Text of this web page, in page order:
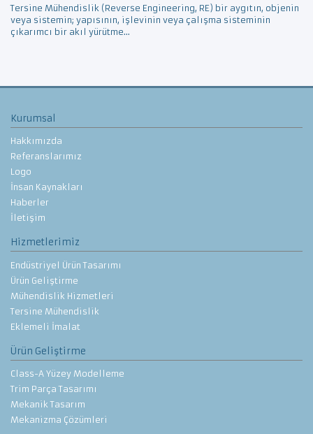
Tersine Mühendislik (Reverse Engineering, RE) bir aygıtın, objenin
veya sistemin; yapısının, işlevinin veya çalışma sisteminin
çıkarımcı bir akıl yürütme...
Kurumsal
Hakkımızda
Referanslarımız
Logo
İnsan Kaynakları
Haberler
İletişim
Hizmetlerimiz
Endüstriyel Ürün Tasarımı
Ürün Geliştirme
Mühendislik Hizmetleri
Tersine Mühendislik
Eklemeli İmalat
Ürün Geliştirme
Class-A Yüzey Modelleme
Trim Parça Tasarımı
Mekanik Tasarım
Mekanizma Çözümleri